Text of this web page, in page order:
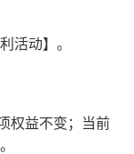
活动】。
权益不变；当前